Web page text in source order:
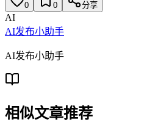
0 0 分享
AI
AI发布小助手
AI发布小助手
相似文章推荐